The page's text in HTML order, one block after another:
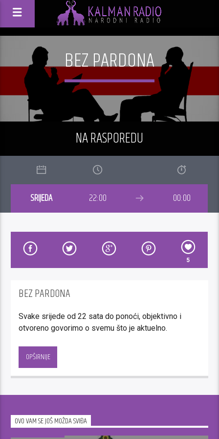
BEZ PARDONA
NA RASPOREDU
SRIJEDA 22:00 00:00
5
BEZ PARDONA
Svake srijede od 22 sata do ponoći, objektivno i
otvoreno govorimo o svemu što je aktuelno.
bez pardona.
Naši gosti su predstavnici pojedinih političkih opcija,
općinskih načelnika, kantonalnih dužnosnika,
Predsjedništva BiH i stranačkih lidera.
OPŠIRNIJE
OVO VAM SE JOŠ MOŽDA SVIĐA